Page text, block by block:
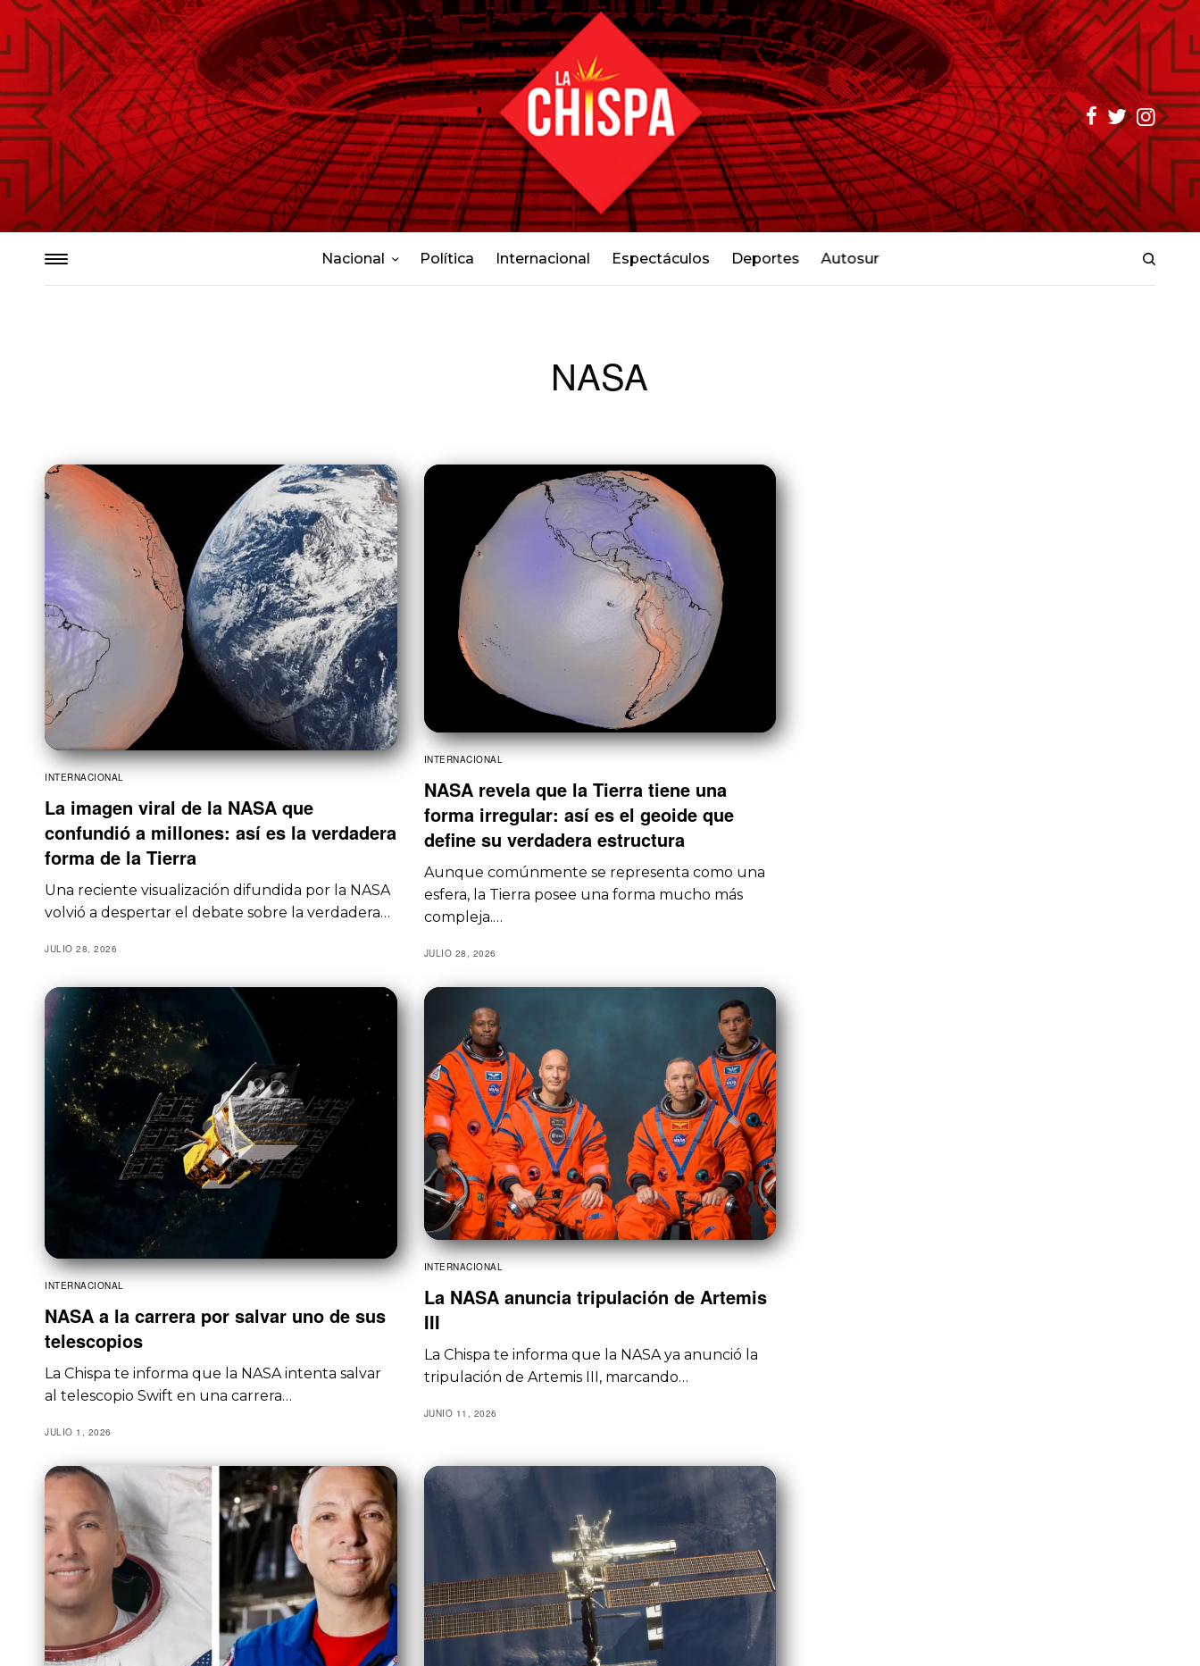
Nacional Política Internacional Espectáculos Deportes Autosur
NASA
INTERNACIONAL
La imagen viral de la NASA que
confundió a millones: así es la verdadera
forma de la Tierra
Una reciente visualización difundida por la NASA
volvió a despertar el debate sobre la verdadera…
JULIO 28, 2026
INTERNACIONAL
NASA revela que la Tierra tiene una
forma irregular: así es el geoide que
define su verdadera estructura
Aunque comúnmente se representa como una
esfera, la Tierra posee una forma mucho más
compleja.…
JULIO 28, 2026
INTERNACIONAL
NASA a la carrera por salvar uno de sus
telescopios
La Chispa te informa que la NASA intenta salvar
al telescopio Swift en una carrera…
JULIO 1, 2026
INTERNACIONAL
La NASA anuncia tripulación de Artemis
III
La Chispa te informa que la NASA ya anunció la
tripulación de Artemis III, marcando…
JUNIO 11, 2026